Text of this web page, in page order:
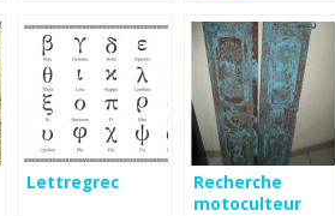
Lettregrec
Recherche
motoculteur